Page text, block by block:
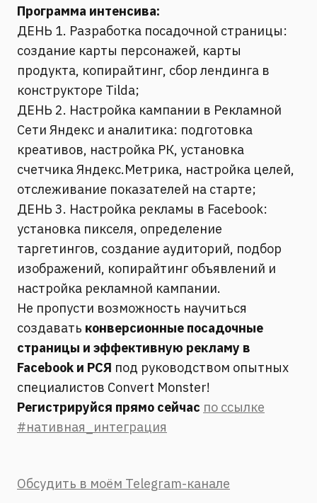
Программа интенсива:
ДЕНЬ 1. Разработка посадочной страницы:
создание карты персонажей, карты
продукта, копирайтинг, сбор лендинга в
конструкторе Tilda;
ДЕНЬ 2. Настройка кампании в Рекламной
Сети Яндекс и аналитика: подготовка
креативов, настройка РК, установка
счетчика Яндекс.Метрика, настройка целей,
отслеживание показателей на старте;
ДЕНЬ 3. Настройка рекламы в Facebook:
установка пикселя, определение
таргетингов, создание аудиторий, подбор
изображений, копирайтинг объявлений и
настройка рекламной кампании.
Не пропусти возможность научиться
создавать конверсионные посадочные
страницы и эффективную рекламу в
Facebook и РСЯ под руководством опытных
специалистов Convert Monster!
Регистрируйся прямо сейчас по ссылке
#нативная_интеграция
Обсудить в моём Telegram-канале